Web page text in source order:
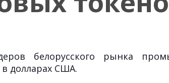
белорусского рынка
долларах США.